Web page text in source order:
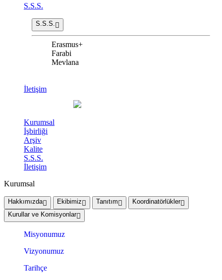
S.S.S.
S.S.S.
Erasmus+
Farabi
Mevlana
İletişim
Kurumsal
İşbirliği
Arşiv
Kalite
S.S.S.
İletişim
Kurumsal
Hakkımızda Ekibimiz Tanıtım
Koordinatörlükler
Kurullar ve Komisyonlar
Misyonumuz
Vizyonumuz
Tarihçe